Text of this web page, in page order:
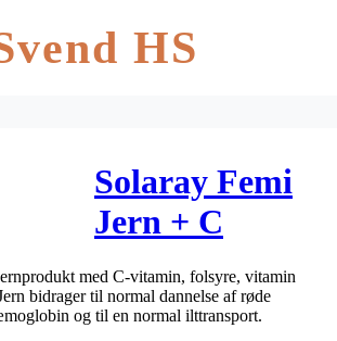
HS
Solaray Femi
Jern + C
tabletter 90
stk
med C-vitamin, folsyre, vitamin
bidrager til normal dannelse af røde
og til en normal ilttransport.